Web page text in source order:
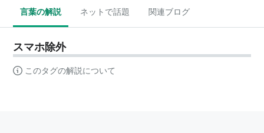
言葉の解説 ネットで話題 関連ブログ
スマホ除外
このタグの解説について